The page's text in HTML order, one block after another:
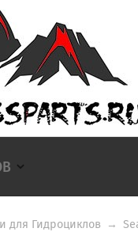
для Гидроциклов →